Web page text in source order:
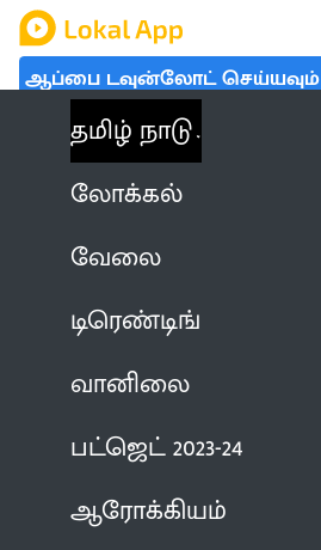
ஆப்பை டவுன்லோட் செய்யவும்
தமிழ் நாடு
லோக்கல்
வேலை
டிரெண்டிங்
வானிலை
பட்ஜெட் 2023-24
ஆரோக்கியம்